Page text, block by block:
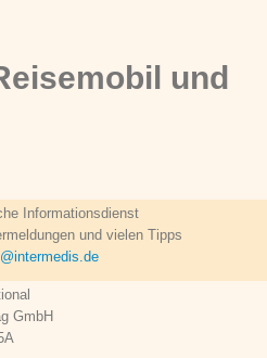
und
Informationsdienst
und vielen Tipps
GmbH